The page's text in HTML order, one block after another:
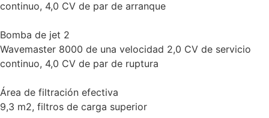
continuo, 4,0 CV de par de arranque
Bomba de jet 2
Wavemaster 8000 de una velocidad 2,0 CV de servicio
continuo, 4,0 CV de par de ruptura
Área de filtración efectiva
9,3 m2, filtros de carga superior